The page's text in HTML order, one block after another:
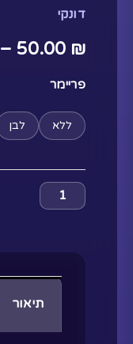
דונקי
50.00 ₪
–
פריימר
ללא לבן
תיאור